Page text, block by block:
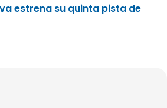
estrena su quinta pista de